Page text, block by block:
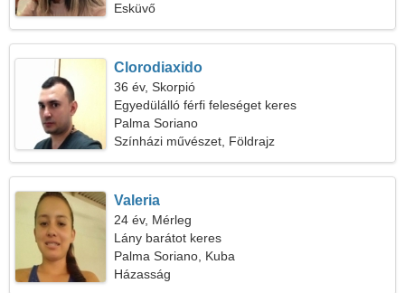
Esküvő
Clorodiaxido
36 év, Skorpió
Egyedülálló férfi feleséget keres
Palma Soriano
Színházi művészet, Földrajz
Valeria
24 év, Mérleg
Lány barátot keres
Palma Soriano, Kuba
Házasság